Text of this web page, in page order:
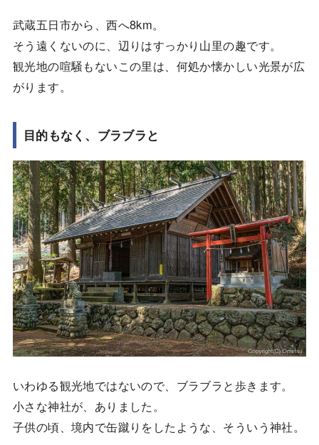
武蔵五日市から、西へ8km。
そう遠くないのに、辺りはすっかり山里の趣です。
観光地の喧騒もないこの里は、何処か懐かしい光景が広
がります。
目的もなく、ブラブラと
いわゆる観光地ではないので、ブラブラと歩きます。
小さな神社が、ありました。
子供の頃、境内で缶蹴りをしたような、そういう神社。